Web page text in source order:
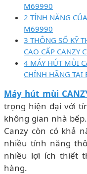
M69990
2 TÍNH NĂNG
M69990
3 THÔNG SỐ KỸ
CAO CẤP CANZY
4 MÁY HÚT MÙI
CHÍNH HÃNG TẠI
Máy hút mùi
trọng hiện đại với
không gian nhà
Canzy còn có khả
nhiều tính năng
nhiều lợi ích thiết
hàng.